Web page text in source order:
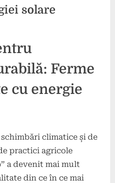
solare
Ferme
cu energie
climatice și de
practici agricole
a devenit mai mult
din ce în ce mai